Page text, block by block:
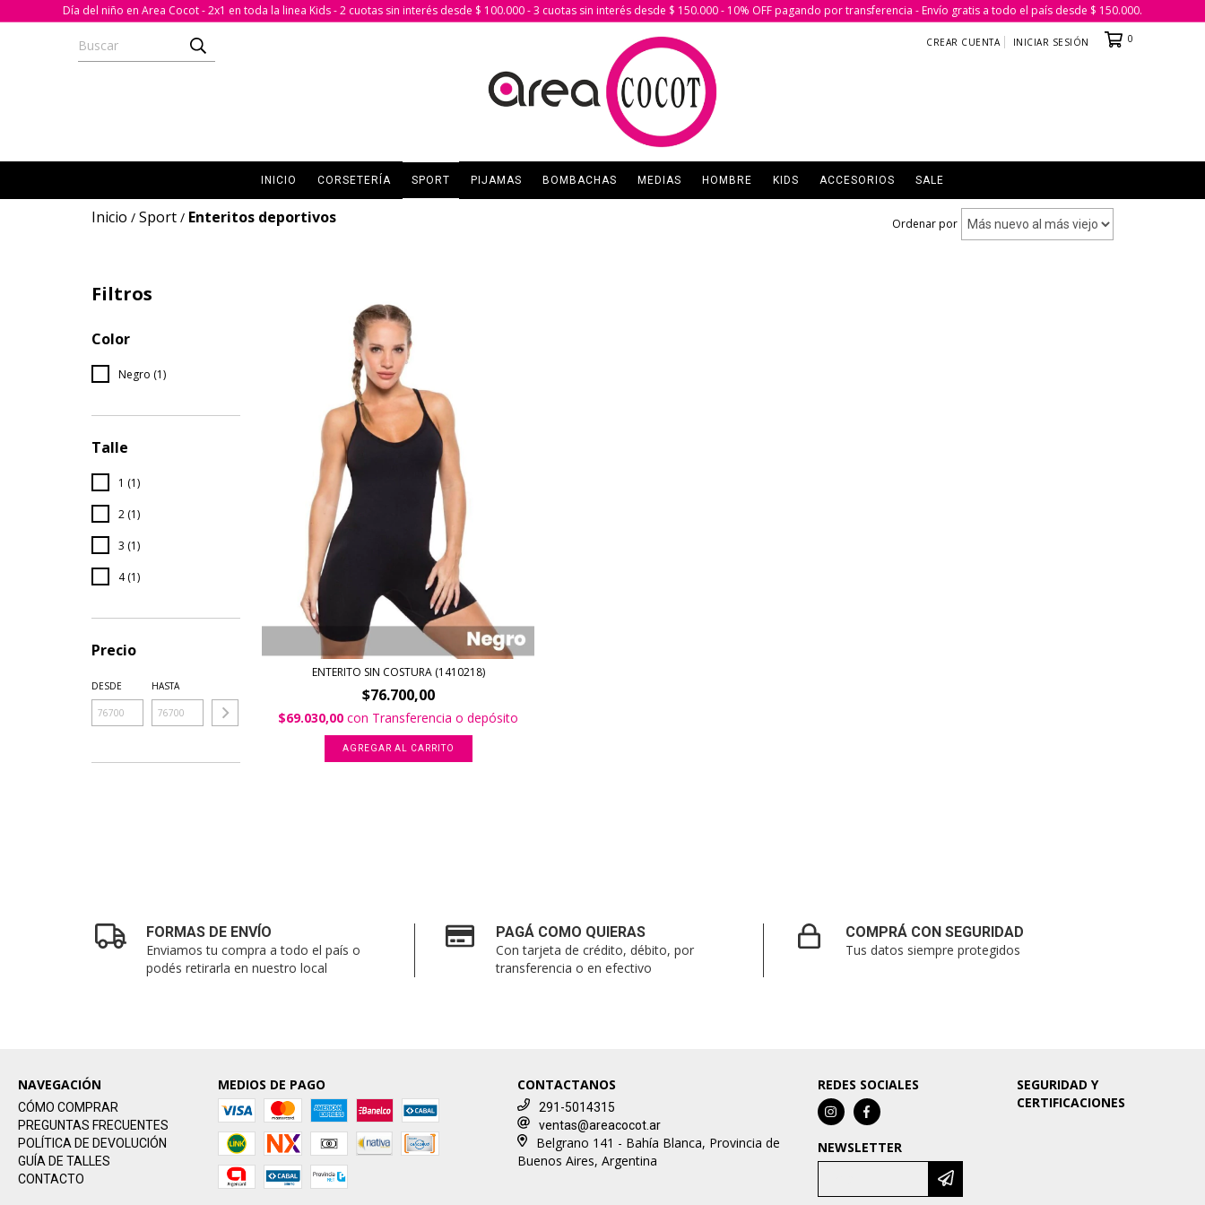
Día del niño en Area Cocot - 2x1 en toda la linea Kids - 2 cuotas sin interés desde $ 100.000 - 3 cuotas sin interés desde $ 150.000 - 10% OFF pagando por transferencia - Envío gratis a todo el país desde $ 150.000.
CREAR CUENTA INICIAR SESIÓN 0
INICIO CORSETERÍA SPORT PIJAMAS BOMBACHAS MEDIAS HOMBRE KIDS ACCESORIOS SALE
Inicio / Sport / Enteritos deportivos Ordenar por
Filtros
Color
Negro (1)
Talle
1 (1)
2 (1)
3 (1)
4 (1)
Precio
DESDE HASTA
ENTERITO SIN COSTURA (1410218)
$76.700,00
$69.030,00con Transferencia o depósito
AGREGAR AL CARRITO
FORMAS DE ENVÍO
Enviamos tu compra a todo el país o
podés retirarla en nuestro local
PAGÁ COMO QUIERAS
Con tarjeta de crédito, débito, por
transferencia o en efectivo
COMPRÁ CON SEGURIDAD
Tus datos siempre protegidos
NAVEGACIÓN
CÓMO COMPRAR
PREGUNTAS FRECUENTES
POLÍTICA DE DEVOLUCIÓN
GUÍA DE TALLES
CONTACTO
MEDIOS DE PAGO CONTACTANOS
291-5014315
ventas@areacocot.ar
Belgrano 141 - Bahía Blanca, Provincia de
Buenos Aires, Argentina
REDES SOCIALES
NEWSLETTER
SEGURIDAD Y
CERTIFICACIONES